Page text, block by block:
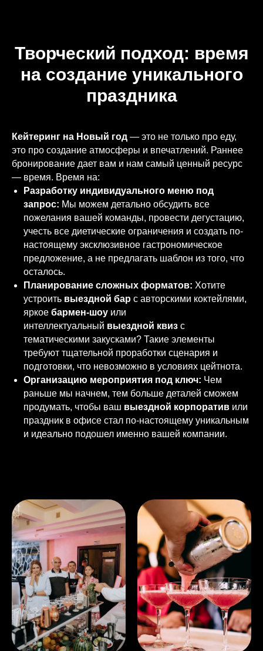
Творческий подход: время
на создание уникального
праздника
Кейтеринг на Новый год — это не только про еду,
это про создание атмосферы и впечатлений. Раннее
бронирование дает вам и нам самый ценный ресурс
— время. Время на:
Разработку индивидуального меню под
запрос: Мы можем детально обсудить все
пожелания вашей команды, провести дегустацию,
учесть все диетические ограничения и создать по-
настоящему эксклюзивное гастрономическое
предложение, а не предлагать шаблон из того, что
осталось.
Планирование сложных форматов: Хотите
устроить выездной бар с авторскими коктейлями,
яркое бармен-шоу или
интеллектуальный выездной квиз с
тематическими закусками? Такие элементы
требуют тщательной проработки сценария и
подготовки, что невозможно в условиях цейтнота.
Организацию мероприятия под ключ: Чем
раньше мы начнем, тем больше деталей сможем
продумать, чтобы ваш выездной корпоратив или
праздник в офисе стал по-настоящему уникальным
и идеально подошел именно вашей компании.